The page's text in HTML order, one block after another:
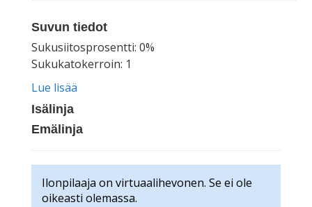
Suvun tiedot
Sukusiitosprosentti: 0%
Sukukatokerroin: 1
Lue lisää
Isälinja
Emälinja
Ilonpilaaja on virtuaalihevonen. Se ei ole
oikeasti olemassa.